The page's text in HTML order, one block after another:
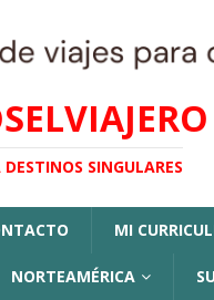
SINGULARES
MI
NORTEAMÉRICA